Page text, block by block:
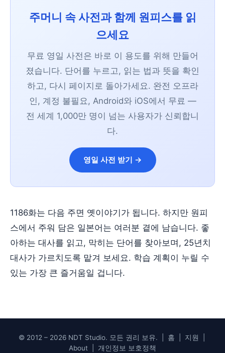
주머니 속 사전과 함께 원피스를 읽
으세요
무료 영일 사전은 바로 이 용도를 위해 만들어
졌습니다. 단어를 누르고, 읽는 법과 뜻을 확인
하고, 다시 페이지로 돌아가세요. 완전 오프라
인, 계정 불필요, Android와 iOS에서 무료 —
전 세계 1,000만 명이 넘는 사용자가 신뢰합니
다.
영일 사전 받기 →
1186화는 다음 주면 옛이야기가 됩니다. 하지만 원피
스에서 주워 담은 일본어는 여러분 곁에 남습니다. 좋
아하는 대사를 읽고, 막히는 단어를 찾아보며, 25년치
대사가 가르치도록 맡겨 보세요. 학습 계획이 누릴 수
있는 가장 큰 즐거움일 겁니다.
© 2012 – 2026 NDT Studio. 모든 권리 보유. | 홈 지원
About
개인정보 보호정책